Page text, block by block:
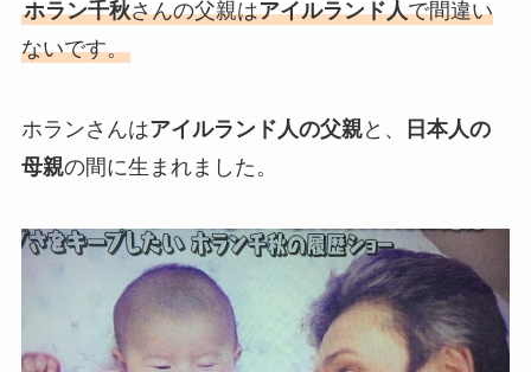
ホラン千秋さんの父親はアイルランド人で間違い
ないです。
ホランさんはアイルランド人の父親と、
日本人の
母親の間に生まれました。